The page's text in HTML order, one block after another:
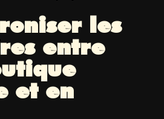
les
entre
et en